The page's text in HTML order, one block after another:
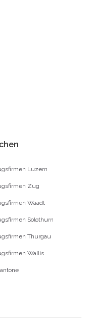
Luzern
Zug
Waadt
Solothurn
Thurgau
Wallis